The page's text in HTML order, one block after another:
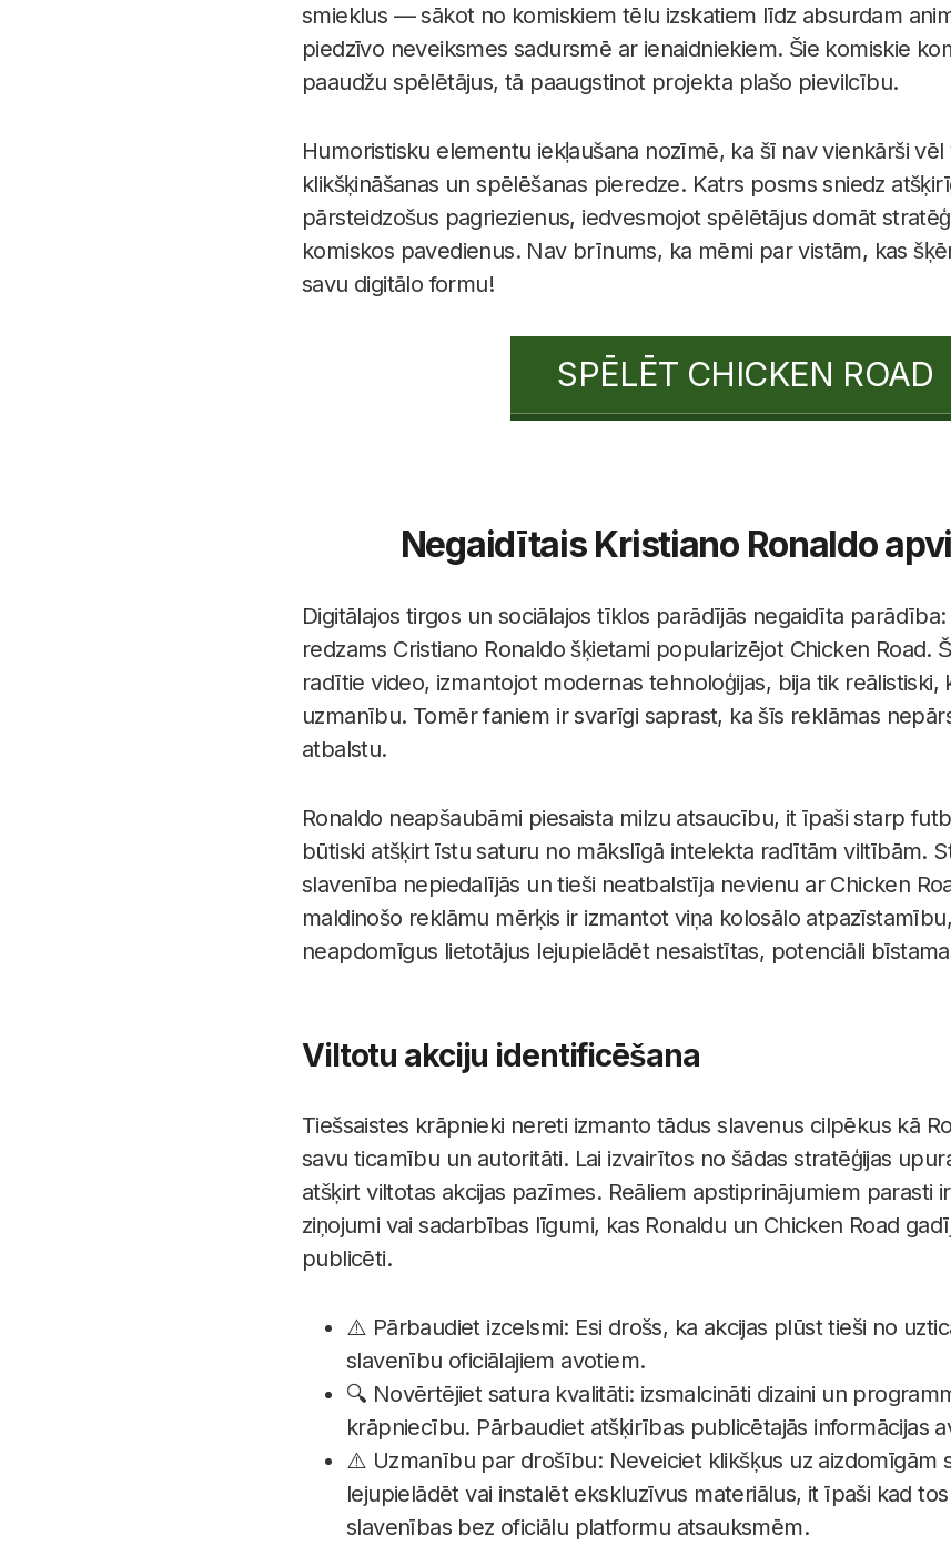
smieklus — sākot no komiskiem tēlu izskatiem līdz absurdam
piedzīvo neveiksmes sadursmē ar ienaidniekiem. Šie komiskie
paaudžu spēlētājus, tā paaugstinot projekta plašo pievilcību.
Humoristisku elementu iekļaušana nozīmē, ka šī nav vienkārši vēl
klikšķināšanas un spēlēšanas pieredze. Katrs posms sniedz
pārsteidzošus pagriezienus, iedvesmojot spēlētājus domāt
komiskos pavedienus. Nav brīnums, ka mēmi par vistām, kas
savu digitālo formu!
SPĒLĒT CHICKEN ROAD
Negaidītais Kristiano Ronaldo
Digitālajos tirgos un sociālajos tīklos parādījās negaidīta
redzams Cristiano Ronaldo šķietami popularizējot Chicken Road.
radītie video, izmantojot modernas tehnoloģijas, bija tik reālistiski,
uzmanību. Tomēr faniem ir svarīgi saprast, ka šīs reklāmas
atbalstu.
Ronaldo neapšaubāmi piesaista milzu atsaucību, it īpaši starp
būtiski atšķirt īstu saturu no mākslīgā intelekta radītām viltībām.
slavenība nepiedalījās un tieši neatbalstīja nevienu ar Chicken
maldinošo reklāmu mērķis ir izmantot viņa kolosālo
neapdomīgus lietotājus lejupielādēt nesaistītas, potenciāli
Viltotu akciju identificēšana
Tiešsaistes krāpnieki nereti izmanto tādus slavenus cilpēkus kā
savu ticamību un autoritāti. Lai izvairītos no šādas stratēģijas
atšķirt viltotas akcijas pazīmes. Reāliem apstiprinājumiem parasti
ziņojumi vai sadarbības līgumi, kas Ronaldu un Chicken Road
publicēti.
⚠️ Pārbaudiet izcelsmi: Esi drošs, ka akcijas plūst tieši no
slavenību oficiālajiem avotiem.
🔍 Novērtējiet satura kvalitāti: izsmalcināti dizaini un
krāpniecību. Pārbaudiet atšķirības publicētajās informācijas
⚠️ Uzmanību par drošību: Neveiciet klikšķus uz aizdomīgām
lejupielādēt vai instalēt ekskluzīvus materiālus, it īpaši kad
slavenības bez oficiālu platformu atsauksmēm.